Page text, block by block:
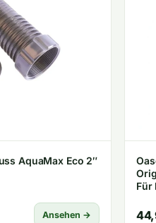
AquaMax Eco 2″
Ansehen →
Für